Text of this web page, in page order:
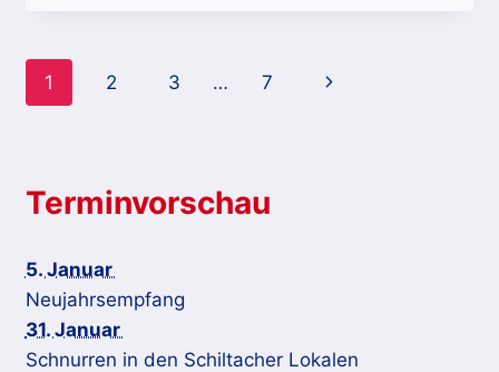
Seitennavigation
1 2 3 … 7
Nächste
Terminvorschau
5. Januar
Neujahrsempfang
31. Januar
Schnurren in den Schiltacher Lokalen